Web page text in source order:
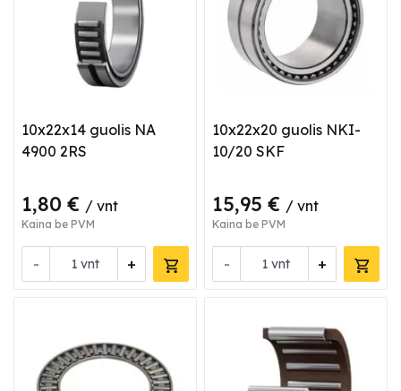
10x22x14 guolis NA
4900 2RS
1,80 € / vnt
Kaina be PVM
- +
vnt
10x22x20 guolis NKI-
10/20 SKF
15,95 € / vnt
Kaina be PVM
- +
vnt